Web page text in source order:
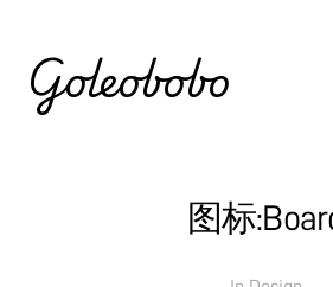
Goleobobo
图标